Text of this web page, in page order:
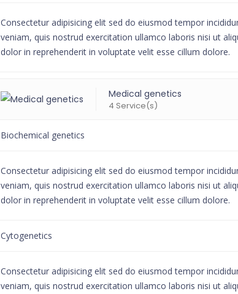
Consectetur adipisicing elit sed do eiusmod tempor
veniam, quis nostrud exercitation ullamco laboris nisi ut
dolor in reprehenderit in voluptate velit esse cillum dolore.
Medical genetics
4 Service(s)
Biochemical genetics
Consectetur adipisicing elit sed do eiusmod tempor
veniam, quis nostrud exercitation ullamco laboris nisi ut
dolor in reprehenderit in voluptate velit esse cillum dolore.
Cytogenetics
Consectetur adipisicing elit sed do eiusmod tempor
veniam, quis nostrud exercitation ullamco laboris nisi ut